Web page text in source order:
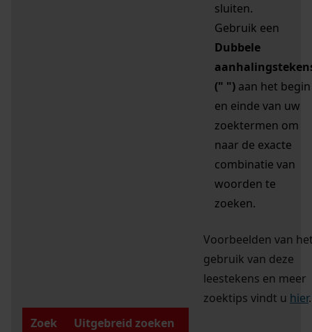
sluiten.
Gebruik een
Dubbele
(" ") aan het begin
en einde van uw
zoektermen om
naar de exacte
combinatie van
woorden te
zoeken.
Voorbeelden van
gebruik van deze
leestekens en meer
zoektips vindt u hier.
Zoek
Uitgebreid zoeken